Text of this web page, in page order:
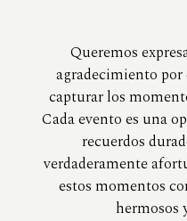
Queremos
agradecimiento
capturar los
Cada evento es una
recuerdos
verdaderamente
estos momentos
hermosos